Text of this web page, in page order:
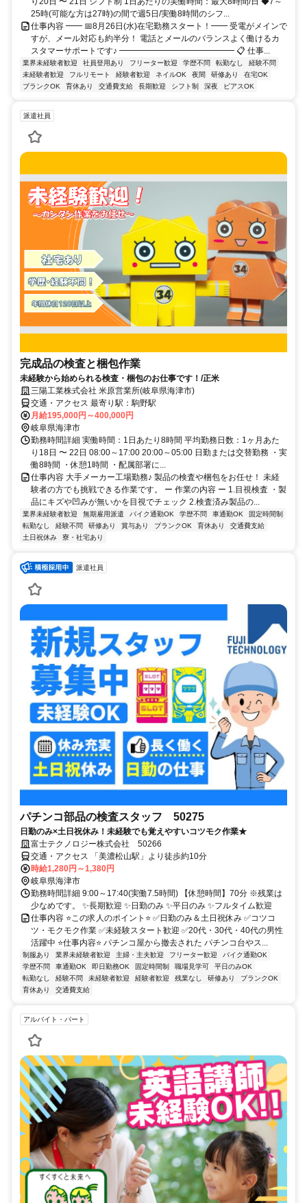
25時(可能な方は27時)の間で週5日/実働8時間のシフ...
仕事内容 ━━ 📅8月26日(水)在宅勤務スタート！━━ 受電がメインで
すが、メール対応も約半分！ 電話とメールのバランスよく働けるカ
スタマーサポートです♪ ━━━━━━━━━━━━━━ 📋 仕事...
業界未経験者歓迎 社員登用あり フリーター歓迎 学歴不問 転勤なし
経験不問
未経験者歓迎
フルリモート 経験者歓迎 ネイルOK 夜間 研修あり
在宅OK
ブランクOK
育休あり 交通費支給 長期歓迎 シフト制 深夜 ピアスOK
派遣社員
完成品の検査と梱包作業
未経験から始められる検査・梱包のお仕事です！/正米
三陽工業株式会社 米原営業所(岐阜県海津市)
交通・アクセス 最寄り駅：駒野駅
月給195,000円～400,000円
岐阜県海津市
勤務時間詳細 実働時間：1日あたり8時間 平均勤務日数：1ヶ月あた
り18日 〜 22日 08:00～17:00 20:00～05:00 日勤または交替勤務 ・実
働8時間 ・休憩1時間 ・配属部署に...
仕事内容 大手メーカー工場勤務♪ 製品の検査や梱包をお任せ！ 未経
験者の方でも挑戦できる作業です。 ー 作業の内容 ー 1.目視検査 ・製
品にキズや凹みが無いかを目視でチェック 2.検査済み製品の...
業界未経験者歓迎 無期雇用派遣 バイク通勤OK 学歴不問 車通勤OK
固定時間制
転勤なし
経験不問 研修あり 賞与あり ブランクOK 育休あり
交通費支給
土日祝休み
寮・社宅あり
派遣社員
パチンコ部品の検査スタッフ 50275
日勤のみ×土日祝休み！未経験でも覚えやすいコツモク作業★
富士テクノロジー株式会社 50266
交通・アクセス 「美濃松山駅」より徒歩約10分
時給1,280円～1,380円
岐阜県海津市
勤務時間詳細 9:00～17:40(実働7.5時間) 【休憩時間】70分 ※残業は
少なめです。 ✨長期歓迎 ✨日勤のみ ✨平日のみ ✨フルタイム歓迎
仕事内容 ⭐この求人のポイント⭐ ✅日勤のみ＆土日祝休み ✅コツコ
ツ・モクモク作業 ✅未経験スタート歓迎 ✅20代・30代・40代の男性
活躍中 ⭐仕事内容⭐ パチンコ屋から撤去された パチンコ台やス...
制服あり 業界未経験者歓迎 主婦・主夫歓迎 フリーター歓迎
バイク通勤OK
学歴不問
車通勤OK 即日勤務OK 固定時間制 職場見学可
平日のみOK
転勤なし
経験不問 未経験者歓迎 経験者歓迎 残業なし 研修あり
ブランクOK
育休あり
交通費支給
アルバイト・パート